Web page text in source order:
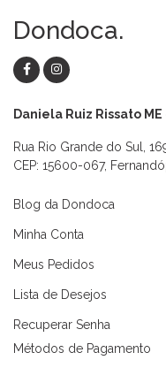
Dondoca.
Daniela Ruiz Rissato
Rua Rio Grande do Sul,
CEP: 15600-067,
Blog da Dondoca
Minha Conta
Meus Pedidos
Lista de Desejos
Recuperar Senha
Métodos de Pagamento